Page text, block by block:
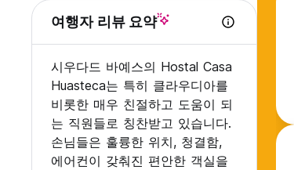
여행자 리뷰 요약
시우다드 바예스의 Hostal Casa
Huasteca는 특히 클라우디아를
비롯한 매우 친절하고 도움이 되
는 직원들로 칭찬받고 있습니다.
손님들은 훌륭한 위치, 청결함,
에어컨이 갖춰진 편안한 객실을